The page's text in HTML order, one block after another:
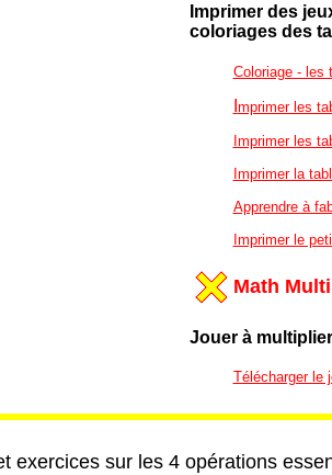
Imprimer des
coloriages des
Coloriage - les
mprimer les
Imprimer les
Imprimer la
Apprendre à
Imprimer le
Math
Jouer à
Télécharger le
exercices sur les 4 opérations